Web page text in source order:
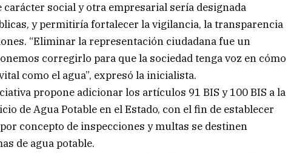
social y otra empresarial sería designada
y permitiría fortalecer la vigilancia, la transparencia
“Eliminar la representación ciudadana fue un
corregirlo para que la sociedad tenga voz en cómo
como el agua”, expresó la inicialista.
propone adicionar los artículos 91 BIS y 100 BIS a la
de Agua Potable en el Estado, con el fin de establecer
concepto de inspecciones y multas se destinen
de agua potable.